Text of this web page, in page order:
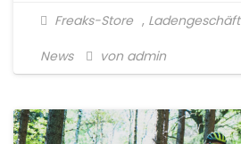
Freaks-Store , Ladengeschäft
News
von admin